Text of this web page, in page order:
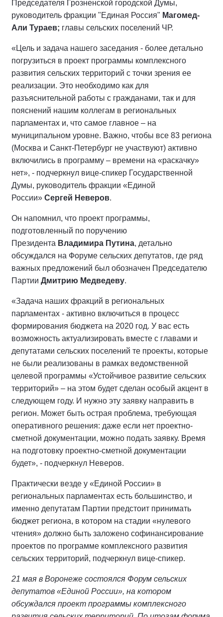
Председателя Грозненской городской Думы,
руководитель фракции "Единая Россия" Магомед-
Али Тураев; главы сельских поселений ЧР.
«Цель и задача нашего заседания - более детально
погрузиться в проект программы комплексного
развития сельских территорий с точки зрения ее
реализации. Это необходимо как для
разъяснительной работы с гражданами, так и для
пояснений нашим коллегам в региональных
парламентах и, что самое главное – на
муниципальном уровне. Важно, чтобы все 83 региона
(Москва и Санкт-Петербург не участвуют) активно
включились в программу – времени на «раскачку»
нет», - подчеркнул вице-спикер Государственной
Думы, руководитель фракции «Единой
России» Сергей Неверов.
Он напомнил, что проект программы,
подготовленный по поручению
Президента Владимира Путина, детально
обсуждался на Форуме сельских депутатов, где ряд
важных предложений был обозначен Председателю
Партии Дмитрию Медведеву.
«Задача наших фракций в региональных
парламентах - активно включиться в процесс
формирования бюджета на 2020 год. У вас есть
возможность актуализировать вместе с главами и
депутатами сельских поселений те проекты, которые
не были реализованы в рамках ведомственной
целевой программы «Устойчивое развитие сельских
территорий» – на этом будет сделан особый акцент в
следующем году. И нужно эту заявку направить в
регион. Может быть острая проблема, требующая
оперативного решения: даже если нет проектно-
сметной документации, можно подать заявку. Время
на подготовку проектно-сметной документации
будет», - подчеркнул Неверов.
Практически везде у «Единой России» в
региональных парламентах есть большинство, и
именно депутатам Партии предстоит принимать
бюджет региона, в котором на стадии «нулевого
чтения» должно быть заложено софинансирование
проектов по программе комплексного развития
сельских территорий, подчеркнул вице-спикер.
21 мая в Воронеже состоялся Форум сельских
депутатов «Единой России», на котором
обсуждался проект программы комплексного